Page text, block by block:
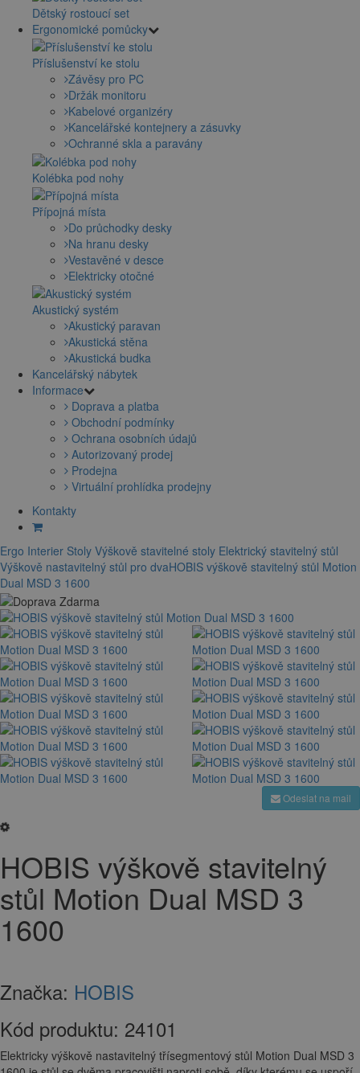
Dětský rostoucí set
Ergonomické pomůcky
Příslušenství ke stolu
Závěsy pro PC
Držák monitoru
Kabelové organizéry
Kancelářské kontejnery a zásuvky
Ochranné skla a paravány
Kolébka pod nohy
Přípojná místa
Do průchodky desky
Na hranu desky
Vestavěné v desce
Elektricky otočné
Akustický systém
Akustický paravan
Akustická stěna
Akustická budka
Kancelářský nábytek
Informace
Doprava a platba
Obchodní podmínky
Ochrana osobních údajů
Autorizovaný prodej
Prodejna
Virtuální prohlídka prodejny
Kontakty
Ergo Interier Stoly Výškově stavitelné stoly Elektrický stavitelný stůl
Výškově nastavitelný stůl pro dvaHOBIS výškově stavitelný stůl Motion
Dual MSD 3 1600
Odeslat na mail
HOBIS výškově stavitelný
stůl Motion Dual MSD 3
1600
Značka: HOBIS
Kód produktu: 24101
Elektricky výškově nastavitelný třísegmentový stůl Motion Dual MSD 3